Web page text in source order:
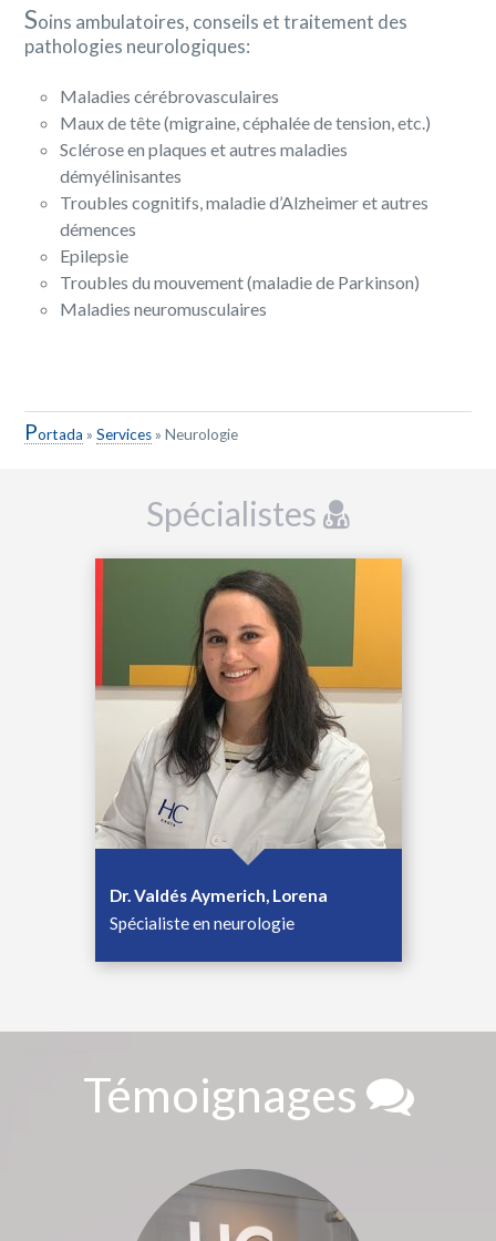
Soins ambulatoires, conseils et traitement des
pathologies neurologiques:
Maladies cérébrovasculaires
Maux de tête (migraine, céphalée de tension, etc.)
Sclérose en plaques et autres maladies
démyélinisantes
Troubles cognitifs, maladie d’Alzheimer et autres
démences
Epilepsie
Troubles du mouvement (maladie de Parkinson)
Maladies neuromusculaires
Portada »Services »Neurologie
Spécialistes
Dr. Valdés Aymerich, Lorena
Spécialiste en neurologie
Témoignages